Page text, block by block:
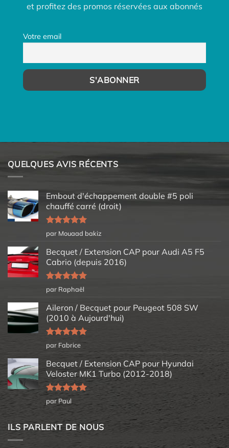
et profitez des promos réservées aux abonnés
Votre email
QUELQUES AVIS RÉCENTS
Embout d'échappement double #5 poli
chauffé carré (droit)
Note5sur
5
par Mouaad bakiz
Becquet / Extension CAP pour Audi A5 F5
Cabrio (depuis 2016)
Note5sur
5
par Raphaël
Aileron / Becquet pour Peugeot 508 SW
(2010 à Aujourd'hui)
Note5sur
5
par Fabrice
Becquet / Extension CAP pour Hyundai
Veloster MK1 Turbo (2012-2018)
Note5sur
5
par Paul
ILS PARLENT DE NOUS